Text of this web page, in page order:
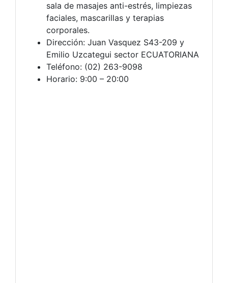
sala de masajes anti-estrés, limpiezas
faciales, mascarillas y terapias
corporales.
Dirección: Juan Vasquez S43-209 y
Emilio Uzcategui sector ECUATORIANA
Teléfono: (02) 263-9098
Horario: 9:00 – 20:00